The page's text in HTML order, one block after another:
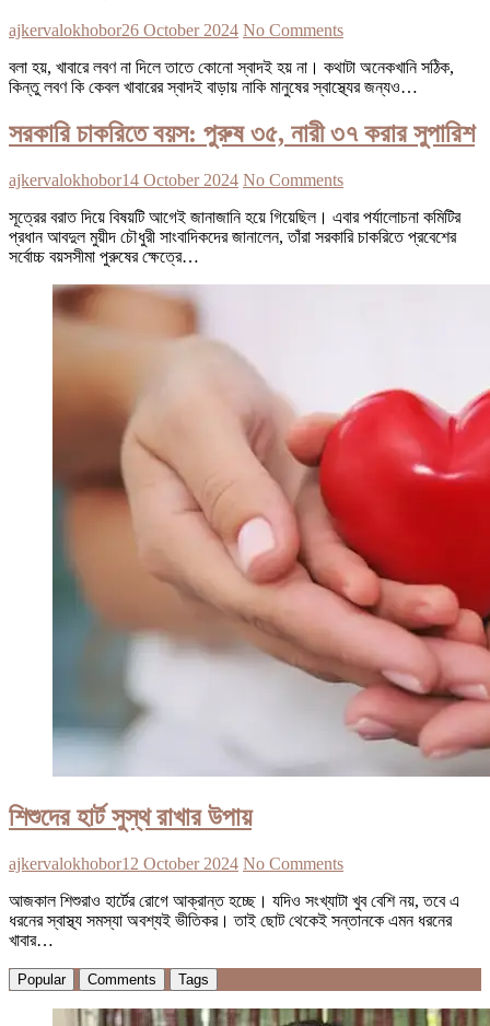
ajkervalokhobor26 October 2024 No Comments
বলা হয়, খাবারে লবণ না দিলে তাতে কোনো স্বাদই হয় না। কথাটা অনেকখানি সঠিক,
কিন্তু লবণ কি কেবল খাবারের স্বাদই বাড়ায় নাকি মানুষের স্বাস্থ্যের জন্যও…
সরকারি চাকরিতে বয়স: পুরুষ ৩৫, নারী ৩৭ করার সুপারিশ
ajkervalokhobor14 October 2024 No Comments
সূত্রের বরাত দিয়ে বিষয়টি আগেই জানাজানি হয়ে গিয়েছিল। এবার পর্যালোচনা কমিটির
প্রধান আবদুল মুয়ীদ চৌধুরী সাংবাদিকদের জানালেন, তাঁরা সরকারি চাকরিতে প্রবেশের
সর্বোচ্চ বয়সসীমা পুরুষের ক্ষেত্রে…
শিশুদের হার্ট সুস্থ রাখার উপায়
ajkervalokhobor12 October 2024 No Comments
আজকাল শিশুরাও হার্টের রোগে আক্রান্ত হচ্ছে। যদিও সংখ্যাটা খুব বেশি নয়, তবে এ
ধরনের স্বাস্থ্য সমস্যা অবশ্যই ভীতিকর। তাই ছোট থেকেই সন্তানকে এমন ধরনের
খাবার…
Popular Comments Tags